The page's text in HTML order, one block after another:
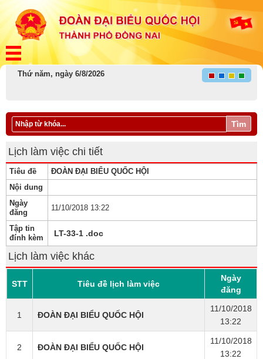
Thứ năm, ngày 6/8/2026
Tìm
Lịch làm việc chi tiết
Tiêu đề
ĐOÀN ĐẠI BIỂU QUỐC HỘI
Nội dung
Ngày
đăng
11/10/2018 13:22
Tập tin
đính kèm
LT-33-1 .doc
Lịch làm việc khác
STT Tiêu đề lịch làm việc
Ngày
đăng
1 ĐOÀN ĐẠI BIỂU QUỐC HỘI
11/10/2018
13:22
2 ĐOÀN ĐẠI BIỂU QUỐC HỘI
11/10/2018
13:22